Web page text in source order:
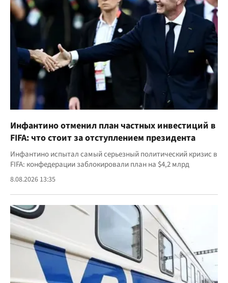
Инфантино отменил план частных инвестиций в
FIFA: что стоит за отступлением президента
Инфантино испытал самый серьезный политический кризис в
FIFA: конфедерации заблокировали план на $4,2 млрд
8.08.2026 13:35